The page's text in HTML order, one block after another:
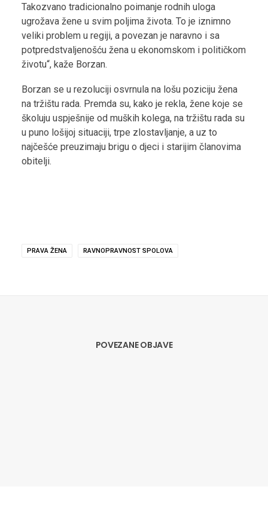
Takozvano tradicionalno poimanje rodnih uloga
ugrožava žene u svim poljima života. To je iznimno
veliki problem u regiji, a povezan je naravno i sa
potpredstvaljenošću žena u ekonomskom i političkom
životu“, kaže Borzan.
Borzan se u rezoluciji osvrnula na lošu poziciju žena
na tržištu rada. Premda su, kako je rekla, žene koje se
školuju uspješnije od muških kolega, na tržištu rada su
u puno lošijoj situaciji, trpe zlostavljanje, a uz to
najčešće preuzimaju brigu o djeci i starijim članovima
obitelji.
PRAVA ŽENA RAVNOPRAVNOST SPOLOVA
POVEZANE OBJAVE